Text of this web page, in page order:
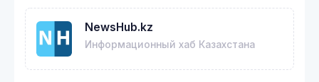
NewsHub.kz
Информационный хаб Казахстана